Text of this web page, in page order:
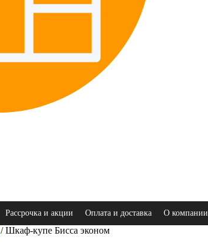
Рассрочка и акции Оплата и доставка О компании
/ Шкаф-купе Бисса эконом